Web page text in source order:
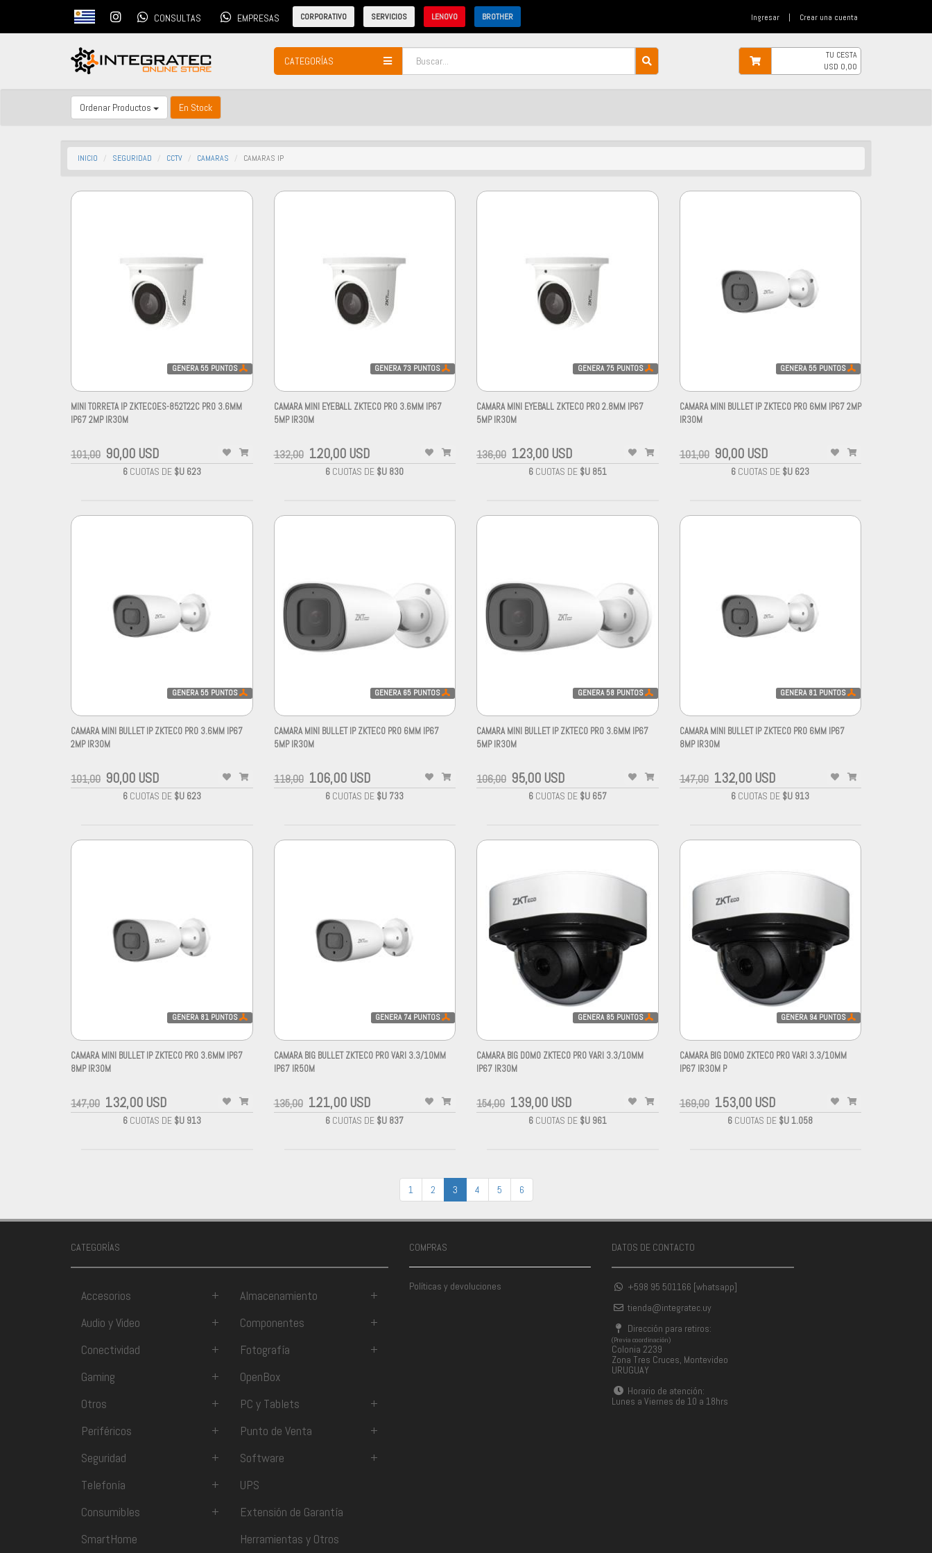
CONSULTAS EMPRESAS CORPORATIVO SERVICIOS LENOVO BROTHER Ingresar | Crear una cuenta
CATEGORÍAS
TU CESTA
USD 0,00
Ordenar Productos En Stock
INICIO SEGURIDAD CCTV CAMARAS CAMARAS IP
GENERA55PUNTOS
MINI TORRETA IP ZKTECOES-852T22C PRO 3.6MM
IP67 2MP IR30M
101,00 90,00 USD
6CUOTAS DE $U 623
GENERA 73 PUNTOS
CAMARA MINI EYEBALL ZKTECO PRO 3.6MM IP67
5MP IR30M
132,00 120,00 USD
6 CUOTAS DE $U 830
GENERA 75PUNTOS
CAMARA MINI EYEBALL ZKTECO PRO 2.8MM IP67
5MP IR30M
136,00 123,00 USD
6CUOTAS DE $U 851
GENERA55 PUNTOS
CAMARA MINI BULLET IP ZKTECO PRO 6MM IP67 2MP
IR30M
101,00 90,00 USD
6 CUOTAS DE $U 623
GENERA55PUNTOS
CAMARA MINI BULLET IP ZKTECO PRO 3.6MM IP67
2MP IR30M
101,00 90,00 USD
6CUOTAS DE $U 623
GENERA 65 PUNTOS
CAMARA MINI BULLET IP ZKTECO PRO 6MM IP67
5MP IR30M
118,00 106,00 USD
6 CUOTAS DE $U 733
GENERA58PUNTOS
CAMARA MINI BULLET IP ZKTECO PRO 3.6MM IP67
5MP IR30M
106,00 95,00 USD
6CUOTAS DE $U 657
GENERA 81 PUNTOS
CAMARA MINI BULLET IP ZKTECO PRO 6MM IP67
8MP IR30M
147,00 132,00 USD
6 CUOTAS DE $U 913
GENERA 81PUNTOS
CAMARA MINI BULLET IP ZKTECO PRO 3.6MM IP67
8MP IR30M
147,00 132,00 USD
6CUOTAS DE $U 913
GENERA 74 PUNTOS
CAMARA BIG BULLET ZKTECO PRO VARI 3.3/10MM
IP67 IR50M
135,00 121,00 USD
6 CUOTAS DE $U 837
GENERA 85PUNTOS
CAMARA BIG DOMO ZKTECO PRO VARI 3.3/10MM
IP67 IR30M
154,00 139,00 USD
6CUOTAS DE $U 961
GENERA 94 PUNTOS
CAMARA BIG DOMO ZKTECO PRO VARI 3.3/10MM
IP67 IR30M P
169,00 153,00 USD
6 CUOTAS DE $U 1.058
1 2 3 4 5 6
CATEGORÍAS
Accesorios + Almacenamiento
+
Audio y Video
+ Componentes
+
Conectividad
+ Fotografía
+
Gaming
+
OpenBox
Otros
+ PC y Tablets
+
Periféricos
+ Punto de Venta
+
Seguridad
+ Software
+
Telefonía
+
UPS
Consumibles
+
Extensión de Garantía
SmartHome
Herramientas y Otros
COMPRAS
Políticas y devoluciones
DATOS DE CONTACTO
+598 95 501166 [whatsapp]
tienda@integratec.uy
Dirección para retiros:
(Previa coordinación)
Colonia 2239
Zona Tres Cruces, Montevideo
URUGUAY
Horario de atención:
Lunes a Viernes de 10 a 18hrs